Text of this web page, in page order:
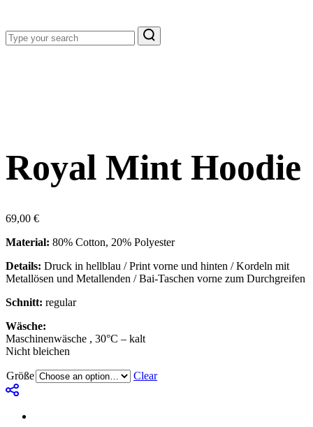
Royal Mint Hoodie
69,00 €
Material: 80% Cotton, 20% Polyester
Details: Druck in hellblau / Print vorne und hinten / Kordeln mit
Metallösen und Metallenden / Bai-Taschen vorne zum Durchgreifen
Schnitt: regular
Wäsche:
Maschinenwäsche , 30°C – kalt
Nicht bleichen
Größe Clear